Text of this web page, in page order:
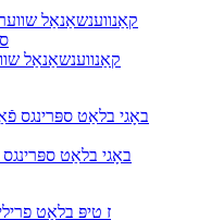
קאַנווענשאַנאַל